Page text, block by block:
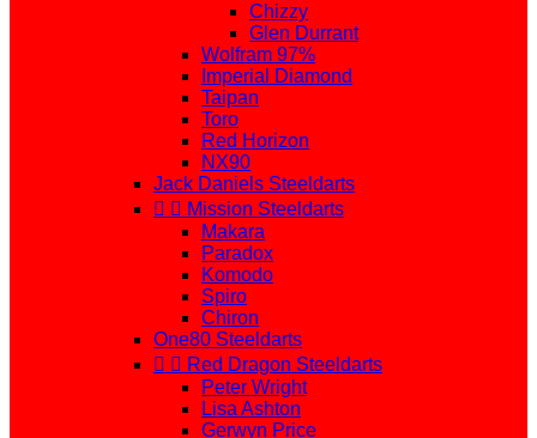
Chizzy
Glen Durrant
Wolfram 97%
Imperial Diamond
Taipan
Toro
Red Horizon
NX90
Jack Daniels Steeldarts
  Mission Steeldarts
Makara
Paradox
Komodo
Spiro
Chiron
One80 Steeldarts
  Red Dragon Steeldarts
Peter Wright
Lisa Ashton
Gerwyn Price